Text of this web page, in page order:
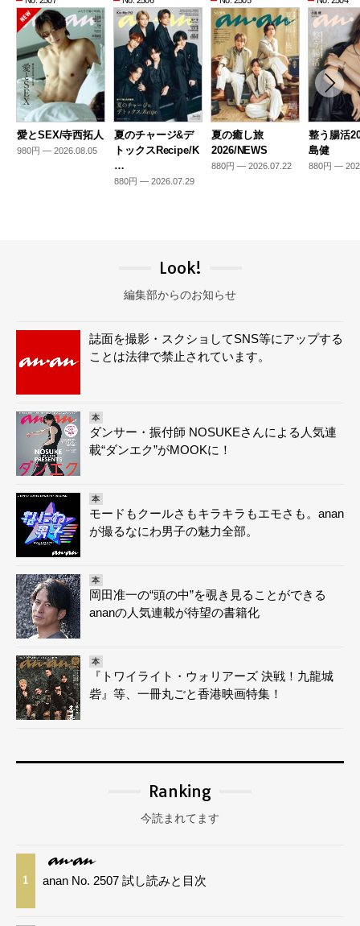
愛とSEX/寺西拓人
980円 — 2026.08.05
夏のチャージ&デ
トックスRecipe/K
…
880円 — 2026.07.29
夏の癒し旅
2026/NEWS
880円 — 2026.07.22
整う腸活
島健
880円 —
Look!
編集部からのお知らせ
誌面を撮影・スクショしてSNS等にアップする
ことは法律で禁止されています。
本
ダンサー・振付師 NOSUKEさんによる人気連
載“ダンエク”がMOOKに！
本
モードもクールさもキラキラもエモさも。anan
が撮るなにわ男子の魅力全部。
本
岡田准一の“頭の中”を覗き見ることができる
ananの人気連載が待望の書籍化
本
『トワイライト・ウォリアーズ 決戦！九龍城
砦』等、一冊丸ごと香港映画特集！
Ranking
今読まれてます
1 anan No. 2507 試し読みと目次